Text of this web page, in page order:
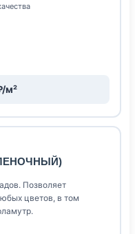
м²
Позволяет
цветов, в том